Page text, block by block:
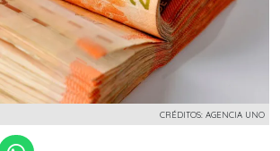
CRÉDITOS: AGENCIA UNO